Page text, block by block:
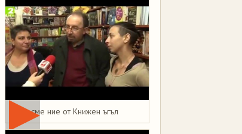
Това сме ние от Книжен ъгъл